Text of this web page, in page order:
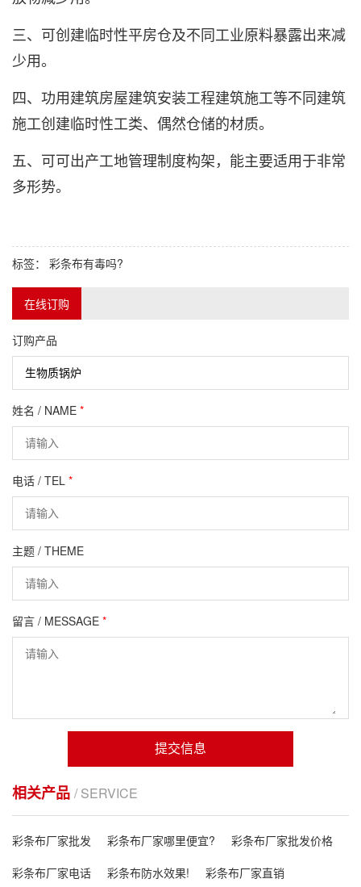
三、可创建临时性平房仓及不同工业原料暴露出来减
少用。
四、功用建筑房屋建筑安装工程建筑施工等不同建筑
施工创建临时性工类、偶然仓储的材质。
五、可可出产工地管理制度构架，能主要适用于非常
多形势。
标签： 彩条布有毒吗?
在线订购
订购产品
姓名 / NAME *
电话 / TEL *
主题 / THEME
留言 / MESSAGE *
提交信息
相关产品 / SERVICE
彩条布厂家批发 彩条布厂家哪里便宜?
彩条布厂家批发价格
彩条布厂家电话
彩条布防水效果! 彩条布厂家直销